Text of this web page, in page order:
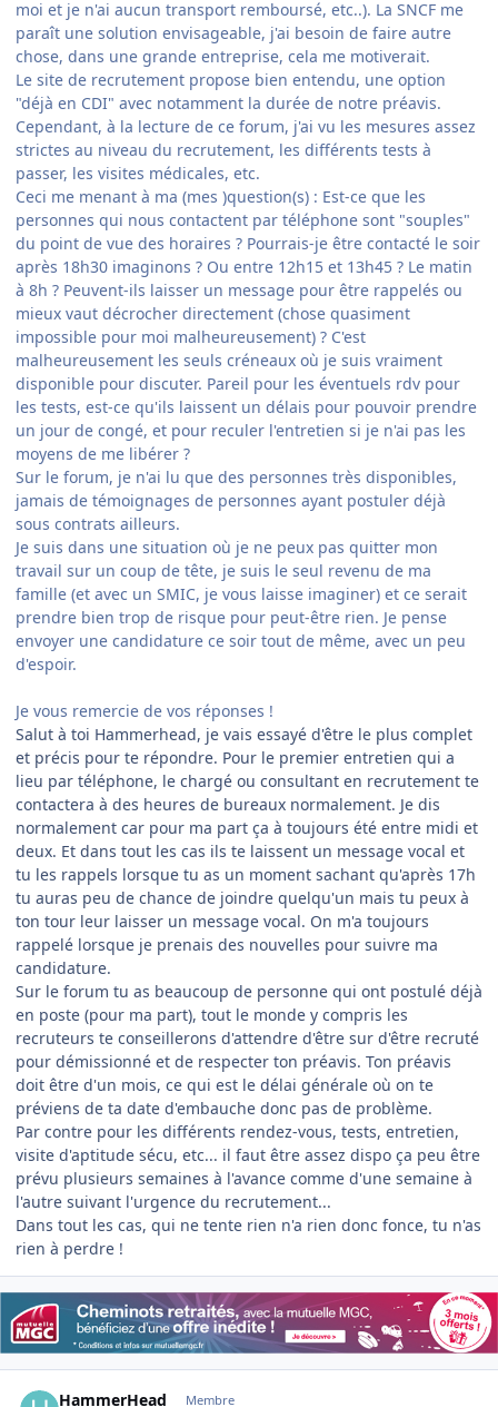
moi et je n'ai aucun transport remboursé, etc..). La SNCF me
paraît une solution envisageable, j'ai besoin de faire autre
chose, dans une grande entreprise, cela me motiverait.
Le site de recrutement propose bien entendu, une option
"déjà en CDI" avec notamment la durée de notre préavis.
Cependant, à la lecture de ce forum, j'ai vu les mesures assez
strictes au niveau du recrutement, les différents tests à
passer, les visites médicales, etc.
Ceci me menant à ma (mes )question(s) : Est-ce que les
personnes qui nous contactent par téléphone sont "souples"
du point de vue des horaires ? Pourrais-je être contacté le soir
après 18h30 imaginons ? Ou entre 12h15 et 13h45 ? Le matin
à 8h ? Peuvent-ils laisser un message pour être rappelés ou
mieux vaut décrocher directement (chose quasiment
impossible pour moi malheureusement) ? C'est
malheureusement les seuls créneaux où je suis vraiment
disponible pour discuter. Pareil pour les éventuels rdv pour
les tests, est-ce qu'ils laissent un délais pour pouvoir prendre
un jour de congé, et pour reculer l'entretien si je n'ai pas les
moyens de me libérer ?
Sur le forum, je n'ai lu que des personnes très disponibles,
jamais de témoignages de personnes ayant postuler déjà
sous contrats ailleurs.
Je suis dans une situation où je ne peux pas quitter mon
travail sur un coup de tête, je suis le seul revenu de ma
famille (et avec un SMIC, je vous laisse imaginer) et ce serait
prendre bien trop de risque pour peut-être rien. Je pense
envoyer une candidature ce soir tout de même, avec un peu
d'espoir.
Je vous remercie de vos réponses !
Salut à toi Hammerhead, je vais essayé d'être le plus complet
et précis pour te répondre. Pour le premier entretien qui a
lieu par téléphone, le chargé ou consultant en recrutement te
contactera à des heures de bureaux normalement. Je dis
normalement car pour ma part ça à toujours été entre midi et
deux. Et dans tout les cas ils te laissent un message vocal et
tu les rappels lorsque tu as un moment sachant qu'après 17h
tu auras peu de chance de joindre quelqu'un mais tu peux à
ton tour leur laisser un message vocal. On m'a toujours
rappelé lorsque je prenais des nouvelles pour suivre ma
candidature.
Sur le forum tu as beaucoup de personne qui ont postulé déjà
en poste (pour ma part), tout le monde y compris les
recruteurs te conseillerons d'attendre d'être sur d'être recruté
pour démissionné et de respecter ton préavis. Ton préavis
doit être d'un mois, ce qui est le délai générale où on te
préviens de ta date d'embauche donc pas de problème.
Par contre pour les différents rendez-vous, tests, entretien,
visite d'aptitude sécu, etc... il faut être assez dispo ça peu être
prévu plusieurs semaines à l'avance comme d'une semaine à
l'autre suivant l'urgence du recrutement...
Dans tout les cas, qui ne tente rien n'a rien donc fonce, tu n'as
rien à perdre !
HammerHead Membre